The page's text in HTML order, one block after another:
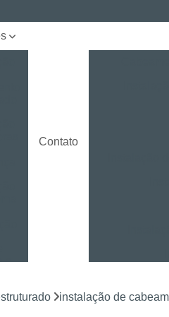
e
Contato
instalação de